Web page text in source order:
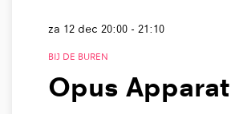
Opus
BIJ DE BUREN
za 12 dec 20:00 - 21:10